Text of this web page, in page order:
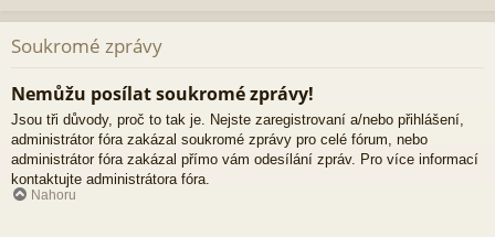
Soukromé zprávy
Nemůžu posílat soukromé zprávy!
Jsou tři důvody, proč to tak je. Nejste zaregistrovaní a/nebo přihlášení,
administrátor fóra zakázal soukromé zprávy pro celé fórum, nebo
administrátor fóra zakázal přímo vám odesílání zpráv. Pro více informací
kontaktujte administrátora fóra.
Nahoru